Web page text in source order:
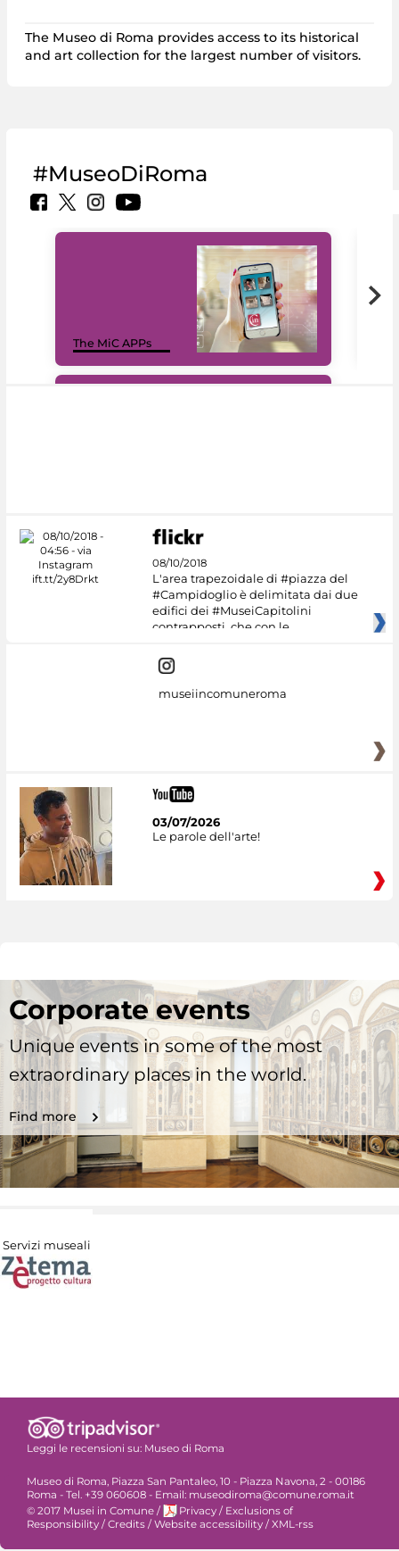
The Museo di Roma provides access to its historical
and art collection for the largest number of visitors.
#MuseoDiRoma
The MiC APPs
08/10/2018
L'area trapezoidale di #piazza del
#Campidoglio è delimitata dai due
edifici dei #MuseiCapitolini
contrapposti, che con le
museiincomuneroma
03/07/2026
Le parole dell'arte!
Corporate events
Unique events in some of the most
extraordinary places in the world.
Find more
Servizi museali
Leggi le recensioni su: Museo di Roma
Museo di Roma, Piazza San Pantaleo, 10 - Piazza Navona, 2 - 00186
Roma - Tel. +39 060608 - Email: museodiroma@comune.roma.it
© 2017 Musei in Comune / Privacy / Exclusions of
Responsibility / Credits / Website accessibility / XML-rss